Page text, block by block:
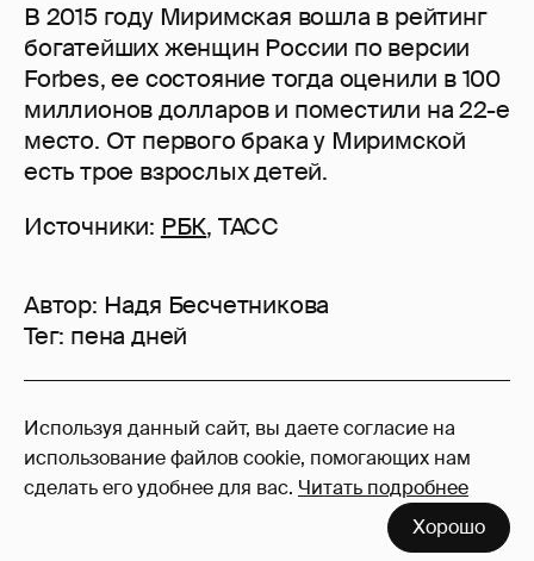
Используя данный сайт, вы даете согласие на
использование файлов cookie, помогающих нам
сделать его удобнее для вас. Читать подробнее
Хорошо
В 2015 году Миримская вошла в рейтинг
богатейших женщин России по версии
Forbes, ее состояние тогда оценили в 100
миллионов долларов и поместили на 22-е
место. От первого брака у Миримской
есть трое взрослых детей.
Источники: РБК, ТАСС
Автор: Надя Бесчетникова
Тег: пена дней
246
Войдите в аккаунт, чтобы читать и
оставлять комментарии